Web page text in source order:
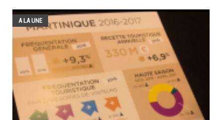
A LA UNE